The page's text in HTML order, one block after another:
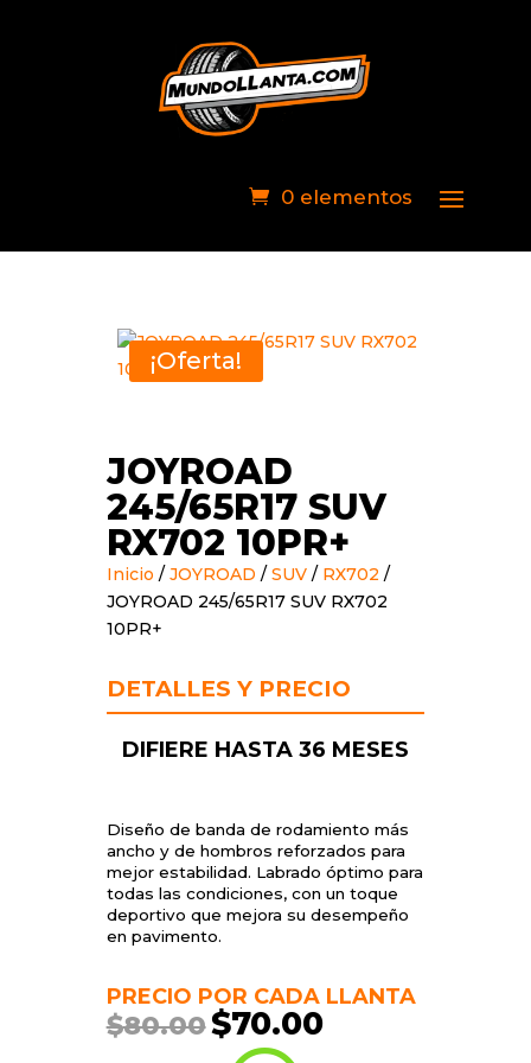
0 elementos
¡Oferta!
JOYROAD
245/65R17 SUV
RX702 10PR+
Inicio / JOYROAD / SUV/ RX702 /
JOYROAD 245/65R17 SUV RX702
10PR+
DETALLES Y PRECIO
DIFIERE HASTA 36 MESES
Diseño de banda de rodamiento más
ancho y de hombros reforzados para
mejor estabilidad. Labrado óptimo para
todas las condiciones, con un toque
deportivo que mejora su desempeño
en pavimento.
PRECIO POR CADA LLANTA
$80.00 El
precio
$70.00El